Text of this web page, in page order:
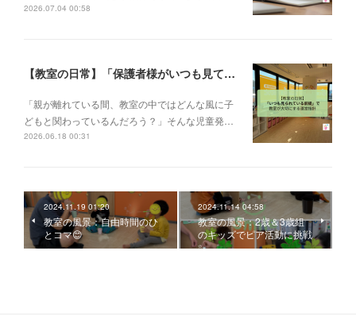
2026.07.04 00:58
【教室の日常】「保護者様がいつも見ている前提で」。私たちが大切にする教室運営指針✨
「親が離れている間、教室の中ではどんな風に子
どもと関わっているんだろう？」そんな児童発…
2026.06.18 00:31
2024.11.19 01:20
教室の風景：自由時間のひ
とコマ😊
2024.11.14 04:58
教室の風景：2歳＆3歳組
のキッズでピア活動に挑戦
✨